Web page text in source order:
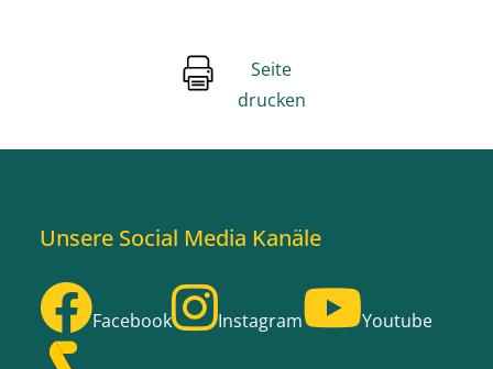
Seite
drucken
Unsere Social Media Kanäle
Facebook Instagram Youtube